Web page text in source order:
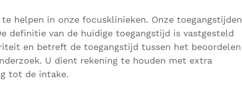
helpen in onze focusklinieken. Onze toegangstijden
definitie van de huidige toegangstijd is vastgesteld
en betreft de toegangstijd tussen het beoordelen
U dient rekening te houden met extra
tot de intake.